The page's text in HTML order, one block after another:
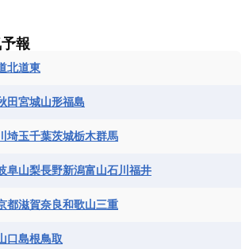
スロベニア共和国
デンマーク
ボスニア・ヘルツェゴビナ
モルドバ
モンテネグロ
リトアニア
リヒテンシュタイン
パプアニューギニア
ュナ
グアテマラ
ケイマン諸島
ジャマイカ
トファー・ネービス
ント及びグレナディーン諸島
チリ
トリニダード・トバゴ
国
和国
ハイチ共和国
パナマ
エスワティニ王国
カメルーン
共和国
ケニア
コンゴ民主共和国
ール
リンシペ民主共和国
ザンビア共和国
共和国
ジブチ共和国
諸島
セーシェル
報
北道東
田宮城山形福島
埼玉千葉茨城栃木群馬
阜山梨長野新潟富山石川 福井
都滋賀奈良和歌山三重
口島根鳥取